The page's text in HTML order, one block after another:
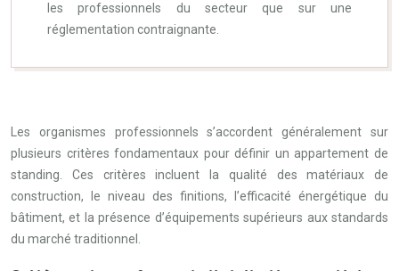
les professionnels du secteur que sur une
réglementation contraignante.
Les organismes professionnels s’accordent généralement sur
plusieurs critères fondamentaux pour définir un appartement de
standing. Ces critères incluent la qualité des matériaux de
construction, le niveau des finitions, l’efficacité énergétique du
bâtiment, et la présence d’équipements supérieurs aux standards
du marché traditionnel.